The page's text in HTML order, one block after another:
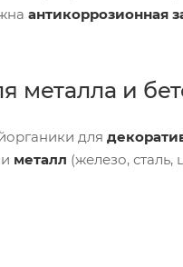
антикоррозионная
металла и
для
и металл (железо,